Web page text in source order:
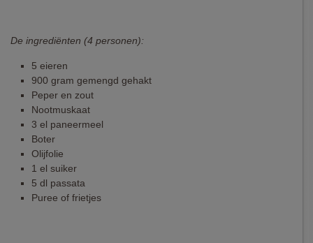
De ingrediënten (4 personen):
5 eieren
900 gram gemengd gehakt
Peper en zout
Nootmuskaat
3 el paneermeel
Boter
Olijfolie
1 el suiker
5 dl passata
Puree of frietjes